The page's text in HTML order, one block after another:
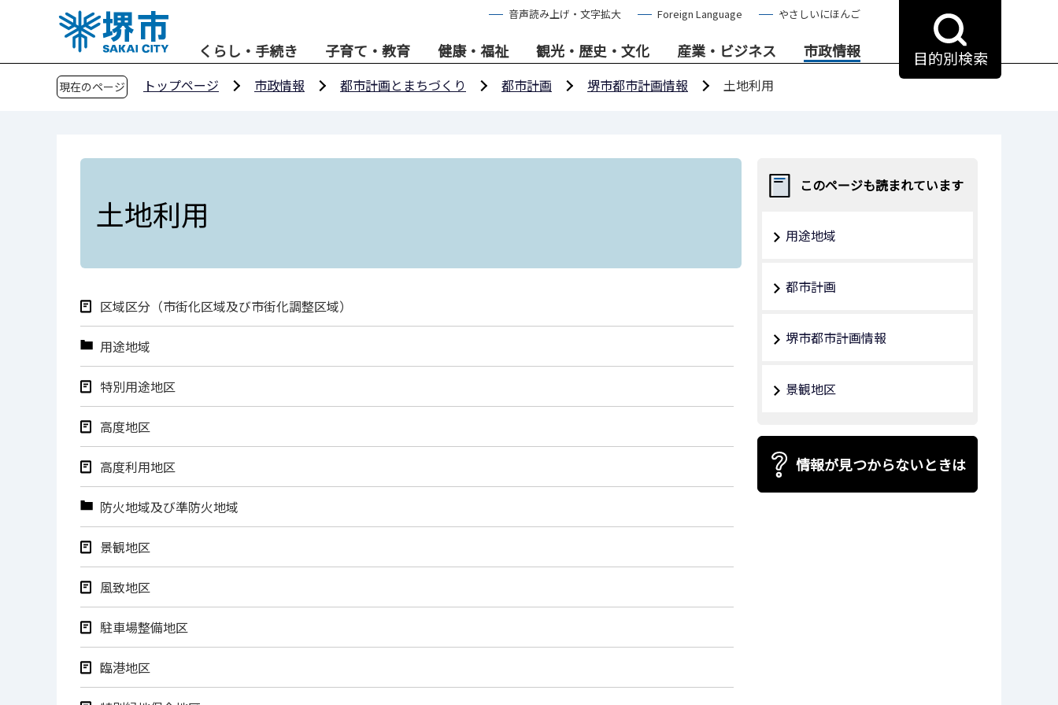
音声読み上げ・文字拡大 Foreign Language やさしいにほんご
くらし・手続き 子育て・教育 健康・福祉 観光・歴史・文化 産業・ビジネス 市政情報 目的別検索
現在のページ トップページ 市政情報 都市計画とまちづくり 都市計画 堺市都市計画情報 土地利用
土地利用
区域区分（市街化区域及び市街化調整区域）
用途地域
特別用途地区
高度地区
高度利用地区
防火地域及び準防火地域
景観地区
風致地区
駐車場整備地区
臨港地区
このページも読まれています
用途地域
都市計画
堺市都市計画情報
景観地区
情報が見つからないときは